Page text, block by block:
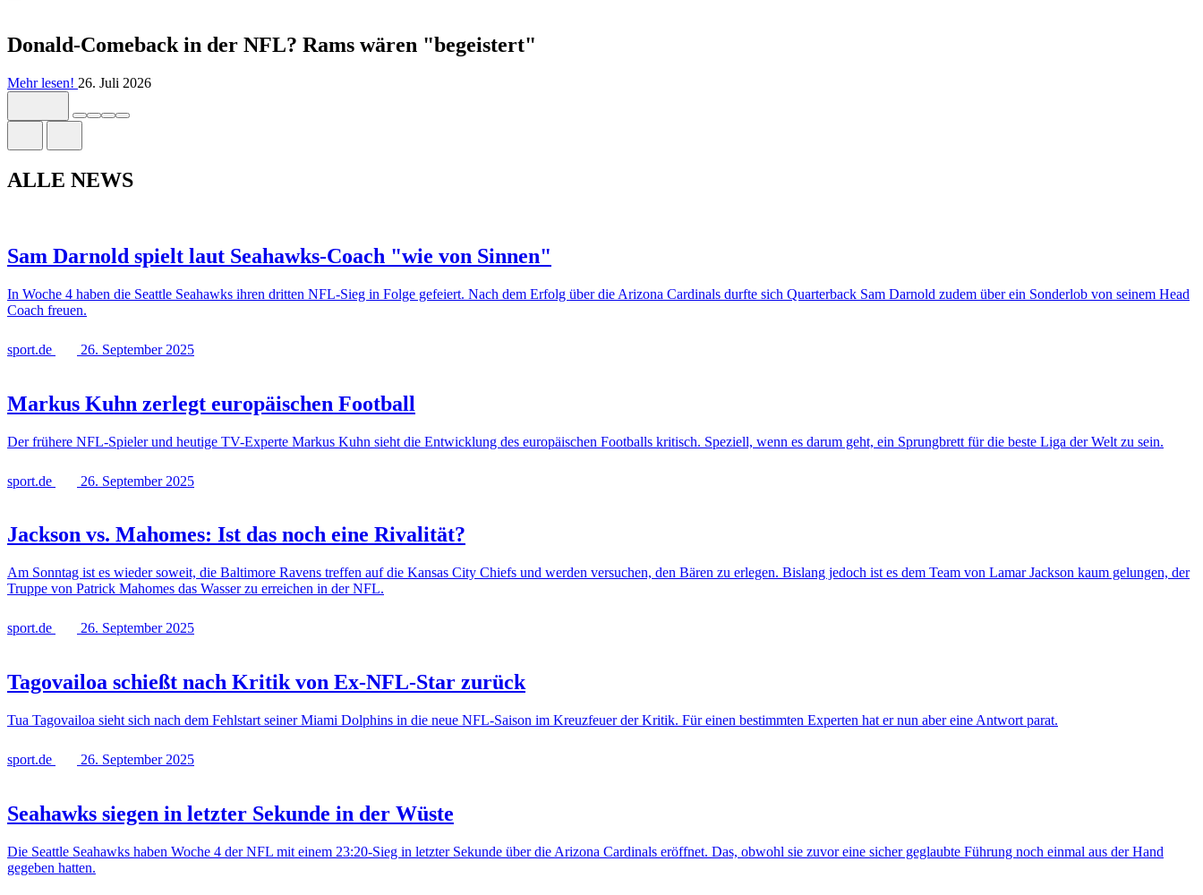
Donald-Comeback in der NFL? Rams wären "begeistert"
Mehr lesen! 26. Juli 2026
ALLE NEWS
Sam Darnold spielt laut Seahawks-Coach "wie von Sinnen"
In Woche 4 haben die Seattle Seahawks ihren dritten NFL-Sieg in Folge gefeiert. Nach dem Erfolg über die Arizona Cardinals durfte sich Quarterback Sam Darnold zudem über ein Sonderlob von seinem Head
Coach freuen.
sport.de 26. September 2025
Markus Kuhn zerlegt europäischen Football
Der frühere NFL-Spieler und heutige TV-Experte Markus Kuhn sieht die Entwicklung des europäischen Footballs kritisch. Speziell, wenn es darum geht, ein Sprungbrett für die beste Liga der Welt zu sein.
sport.de 26. September 2025
Jackson vs. Mahomes: Ist das noch eine Rivalität?
Am Sonntag ist es wieder soweit, die Baltimore Ravens treffen auf die Kansas City Chiefs und werden versuchen, den Bären zu erlegen. Bislang jedoch ist es dem Team von Lamar Jackson kaum gelungen, der
Truppe von Patrick Mahomes das Wasser zu erreichen in der NFL.
sport.de 26. September 2025
Tagovailoa schießt nach Kritik von Ex-NFL-Star zurück
Tua Tagovailoa sieht sich nach dem Fehlstart seiner Miami Dolphins in die neue NFL-Saison im Kreuzfeuer der Kritik. Für einen bestimmten Experten hat er nun aber eine Antwort parat.
sport.de 26. September 2025
Seahawks siegen in letzter Sekunde in der Wüste
Die Seattle Seahawks haben Woche 4 der NFL mit einem 23:20-Sieg in letzter Sekunde über die Arizona Cardinals eröffnet. Das, obwohl sie zuvor eine sicher geglaubte Führung noch einmal aus der Hand
gegeben hatten.